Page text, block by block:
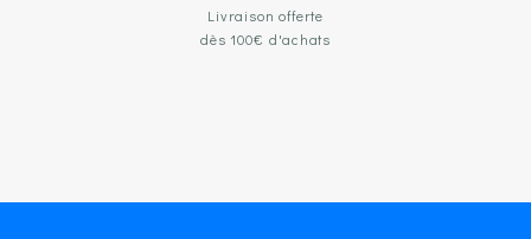
Livraison offerte
dès 100€ d'achats